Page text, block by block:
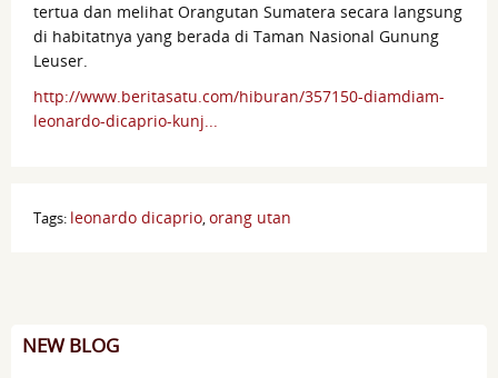
tertua dan melihat Orangutan Sumatera secara langsung
di habitatnya yang berada di Taman Nasional Gunung
Leuser.
http://www.beritasatu.com/hiburan/357150-diamdiam-
leonardo-dicaprio-kunj...
Tags: leonardo dicaprio,orang utan
NEW BLOG